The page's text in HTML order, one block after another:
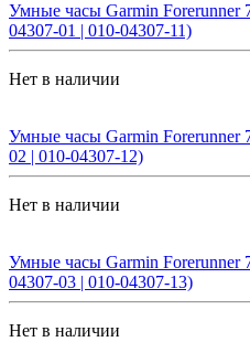
Умные часы Garmin Forerunner
04307-01 | 010-04307-11)
Нет в наличии
Умные часы Garmin Forerunner
02 | 010-04307-12)
Нет в наличии
Умные часы Garmin Forerunner
04307-03 | 010-04307-13)
Нет в наличии